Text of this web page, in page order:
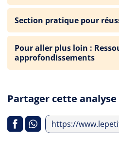
Section pratique pour
Pour aller plus loin :
approfondissements
Partager cette analyse
https://